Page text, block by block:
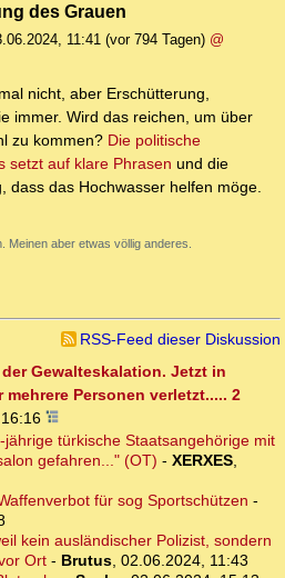
des Grauen
11:41 (vor 794 Tagen) @
nicht, aber Erschütterung,
immer. Wird das reichen, um über
zu kommen? Die politische
setzt auf klare Phrasen und die
dass das Hochwasser helfen möge.
Meinen aber etwas völlig anderes.
RSS-Feed dieser Diskussion
Gewalteskalation. Jetzt in
Personen verletzt..... 2
türkische Staatsangehörige mit
gefahren..." (OT) - XERXES,
für sog Sportschützen -
kein ausländischer Polizist, sondern
Ort - Brutus, 02.06.2024, 11:43